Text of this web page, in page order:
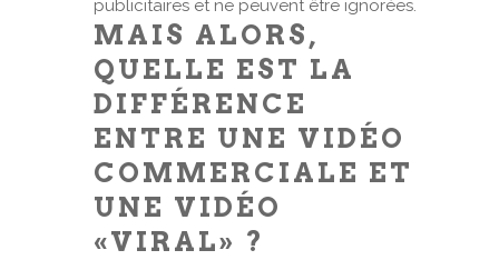
publicitaires et ne peuvent être ignorées.
MAIS ALORS,
QUELLE EST LA
DIFFÉRENCE
ENTRE UNE VIDÉO
COMMERCIALE ET
UNE VIDÉO
«VIRAL» ?